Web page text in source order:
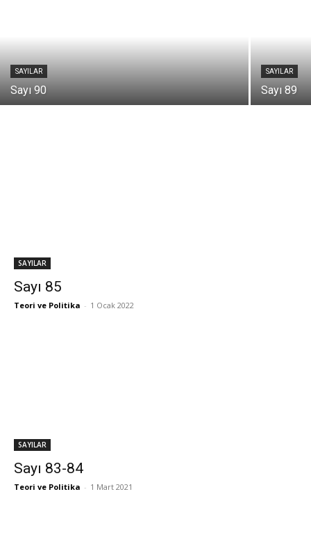
SAYILAR
Sayı 90
SAYILAR
Sayı 89
SAYILAR
Sayı 85
Teori ve Politika - 1 Ocak 2022
SAYILAR
Sayı 83-84
Teori ve Politika - 1 Mart 2021